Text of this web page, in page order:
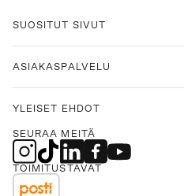
SUOSITUT SIVUT
ASIAKASPALVELU
YLEISET EHDOT
SEURAA MEITÄ
TOIMITUSTAVAT